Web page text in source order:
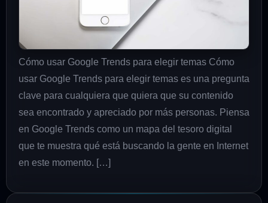
Cómo usar Google Trends para elegir temas Cómo
usar Google Trends para elegir temas es una pregunta
clave para cualquiera que quiera que su contenido
sea encontrado y apreciado por más personas. Piensa
en Google Trends como un mapa del tesoro digital
que te muestra qué está buscando la gente en Internet
en este momento. […]